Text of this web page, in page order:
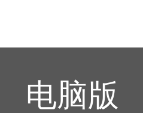
电脑版